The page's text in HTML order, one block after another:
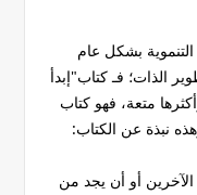
بشكل عام
الذات؛ فـ كتاب"إبدأ
متعة، فهو كتاب
نبذة عن الكتاب:
أو أن يجد من